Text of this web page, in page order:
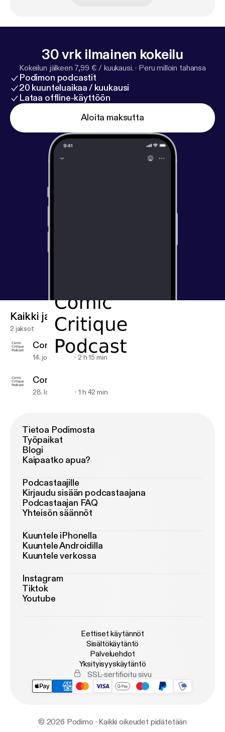
30 vrk ilmainen kokeilu
Kokeilun jälkeen 7,99 € / kuukausi. · Peru milloin tahansa
Podimon podcastit
20 kuunteluaikaa / kuukausi
Lataa offline-käyttöön
Aloita maksutta
Kaikki jaksot
2 jaksot
Comic Critique Podcast #2
14. joulu 2012 2 h 15 min
Comic Critique Podcast #1
28. loka 2012 1 h 42 min
Tietoa Podimosta
Työpaikat
Blogi
Kaipaatko apua?
Podcastaajille
Kirjaudu sisään podcastaajana
Podcastaajan FAQ
Yhteisön säännöt
Kuuntele iPhonella
Kuuntele Androidilla
Kuuntele verkossa
Instagram
Tiktok
Youtube
Eettiset käytännöt
Sisältökäytäntö
Palveluehdot
Yksityisyyskäytäntö
SSL-sertifioitu sivu
© 2026 Podimo · Kaikki oikeudet pidätetään